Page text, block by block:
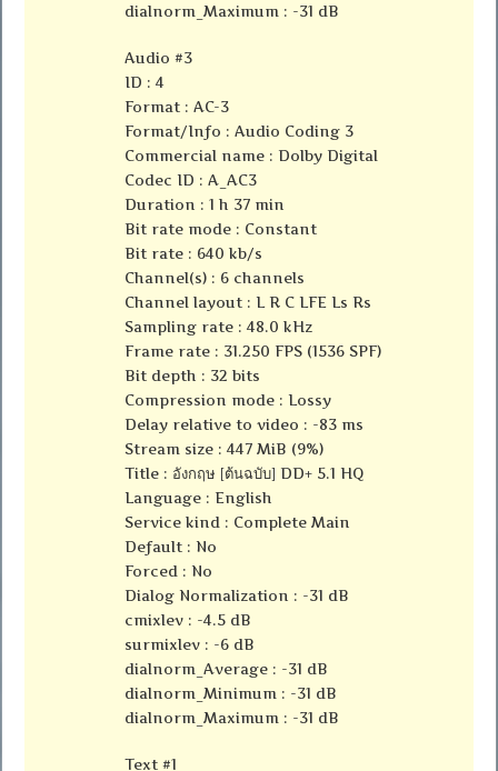
dialnorm_Maximum : -31 dB
Audio #3
ID : 4
Format : AC-3
Format/Info : Audio Coding 3
Commercial name : Dolby Digital
Codec ID : A_AC3
Duration : 1 h 37 min
Bit rate mode : Constant
Bit rate : 640 kb/s
Channel(s) : 6 channels
Channel layout : L R C LFE Ls Rs
Sampling rate : 48.0 kHz
Frame rate : 31.250 FPS (1536 SPF)
Bit depth : 32 bits
Compression mode : Lossy
Delay relative to video : -83 ms
Stream size : 447 MiB (9%)
Title : อังกฤษ [ต้นฉบับ] DD+ 5.1 HQ
Language : English
Service kind : Complete Main
Default : No
Forced : No
Dialog Normalization : -31 dB
cmixlev : -4.5 dB
surmixlev : -6 dB
dialnorm_Average : -31 dB
dialnorm_Minimum : -31 dB
dialnorm_Maximum : -31 dB
Text #1